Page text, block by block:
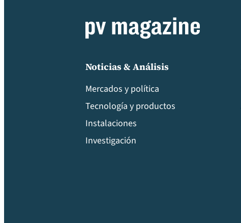
Noticias & Análisis
Mercados y política
Tecnología y productos
Instalaciones
Investigación